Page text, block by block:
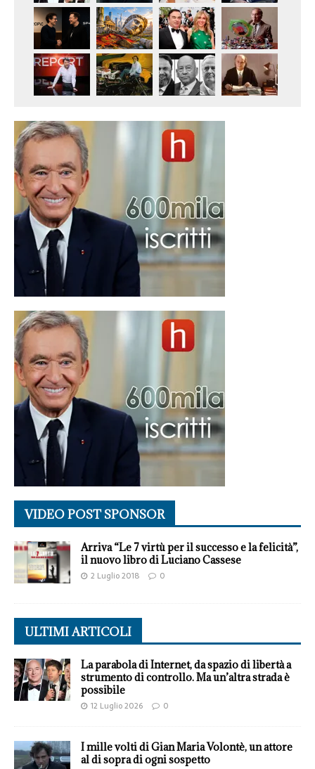
VIDEO POST SPONSOR
Arriva “Le 7 virtù per il successo e la felicità”,
il nuovo libro di Luciano Cassese
2 Luglio 2018 0
ULTIMI ARTICOLI
La parabola di Internet, da spazio di libertà a
strumento di controllo. Ma un’altra strada è
possibile
12 Luglio 2026 0
I mille volti di Gian Maria Volontè, un attore
al di sopra di ogni sospetto